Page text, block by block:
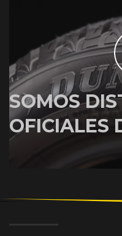
SOMOS
OFICIALES